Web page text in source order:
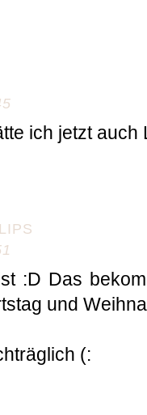
ich jetzt auch
:D Das
und
(: